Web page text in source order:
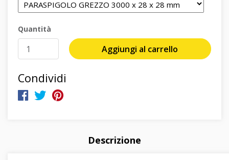
Quantità
Aggiungi al carrello
Condividi
Descrizione